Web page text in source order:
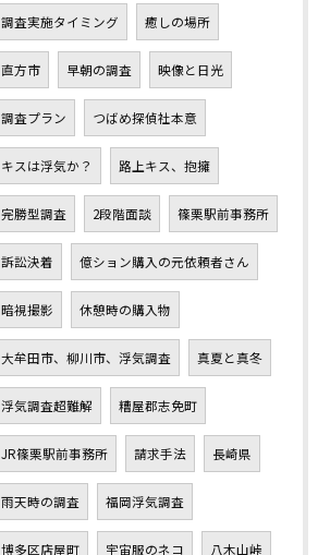
調査実施タイミング 癒しの場所
直方市 早朝の調査 映像と日光
調査プラン つばめ探偵社本意
キスは浮気か？ 路上キス、抱擁
完勝型調査 2段階面談 篠栗駅前事務所
訴訟決着 億ション購入の元依頼者さん
暗視撮影 休憩時の購入物
大牟田市、柳川市、浮気調査 真夏と真冬
浮気調査超難解 糟屋郡志免町
JR篠栗駅前事務所 請求手法 長崎県
雨天時の調査 福岡浮気調査
博多区店屋町 宇宙服のネコ 八木山峠